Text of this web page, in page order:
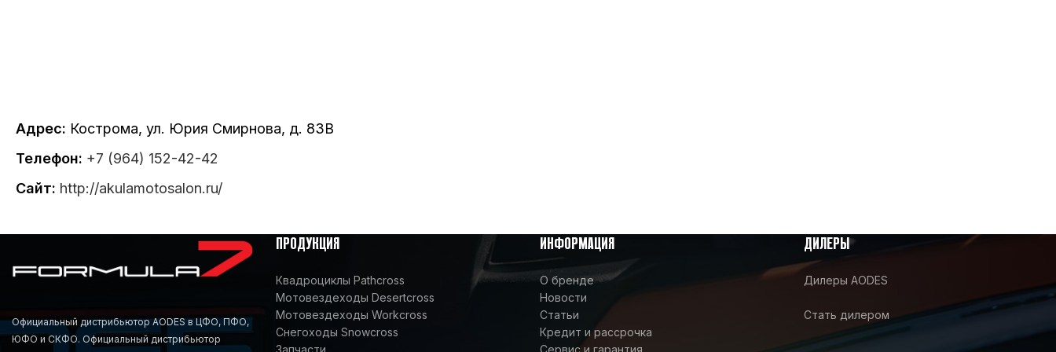
Адрес: Кострома, ул. Юрия Смирнова, д. 83В
Телефон: +7 (964) 152-42-42
Сайт: http://akulamotosalon.ru/
Официальный дистрибьютор AODES в ЦФО, ПФО,
ЮФО и СКФО. Официальный дистрибьютор
ПРОДУКЦИЯ
Квадроциклы Pathcross
Мотовездеходы Desertcross
Мотовездеходы Workcross
Снегоходы Snowcross
Запчасти
ИНФОРМАЦИЯ
О бренде
Новости
Статьи
Кредит и рассрочка
Сервис и гарантия
ДИЛЕРЫ
Дилеры AODES
Стать дилером